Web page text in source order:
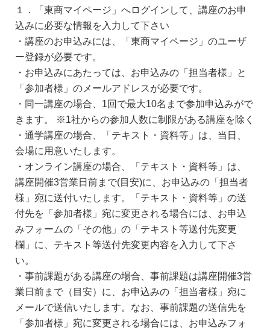
１．「東商マイページ」へログインして、講座のお申
込みに必要な情報を入力して下さい
・講座のお申込みには、「東商マイページ」のユーザ
ー登録が必要です。
・お申込みにあたっては、お申込みの「担当者様」と
「参加者様」のメールアドレスが必要です。
・同一講座の場合、1回で最大10名まで参加申込みがで
きます。 ※1社からの参加人数に制限がある講座を除く
・通学講座の場合、「テキスト・資料等」は、当日、
会場に用意いたします。
・オンライン講座の場合、「テキスト・資料等」は、
講座開催3営業日前まで(目安)に、お申込みの「担当者
様」宛に送付いたします。「テキスト・資料等」の送
付先を「参加者様」宛に変更される場合には、お申込
みフォームの「その他」の「テキスト等送付先変更
欄」に、テキスト等送付先変更内容を入力して下さ
い。
・事前課題がある講座の場合、事前課題は講座開催3営
業日前まで（目安）に、お申込みの「担当者様」宛に
メールで送信いたします。なお、事前課題の送信先を
「参加者様」宛に変更される場合には、お申込みフォ